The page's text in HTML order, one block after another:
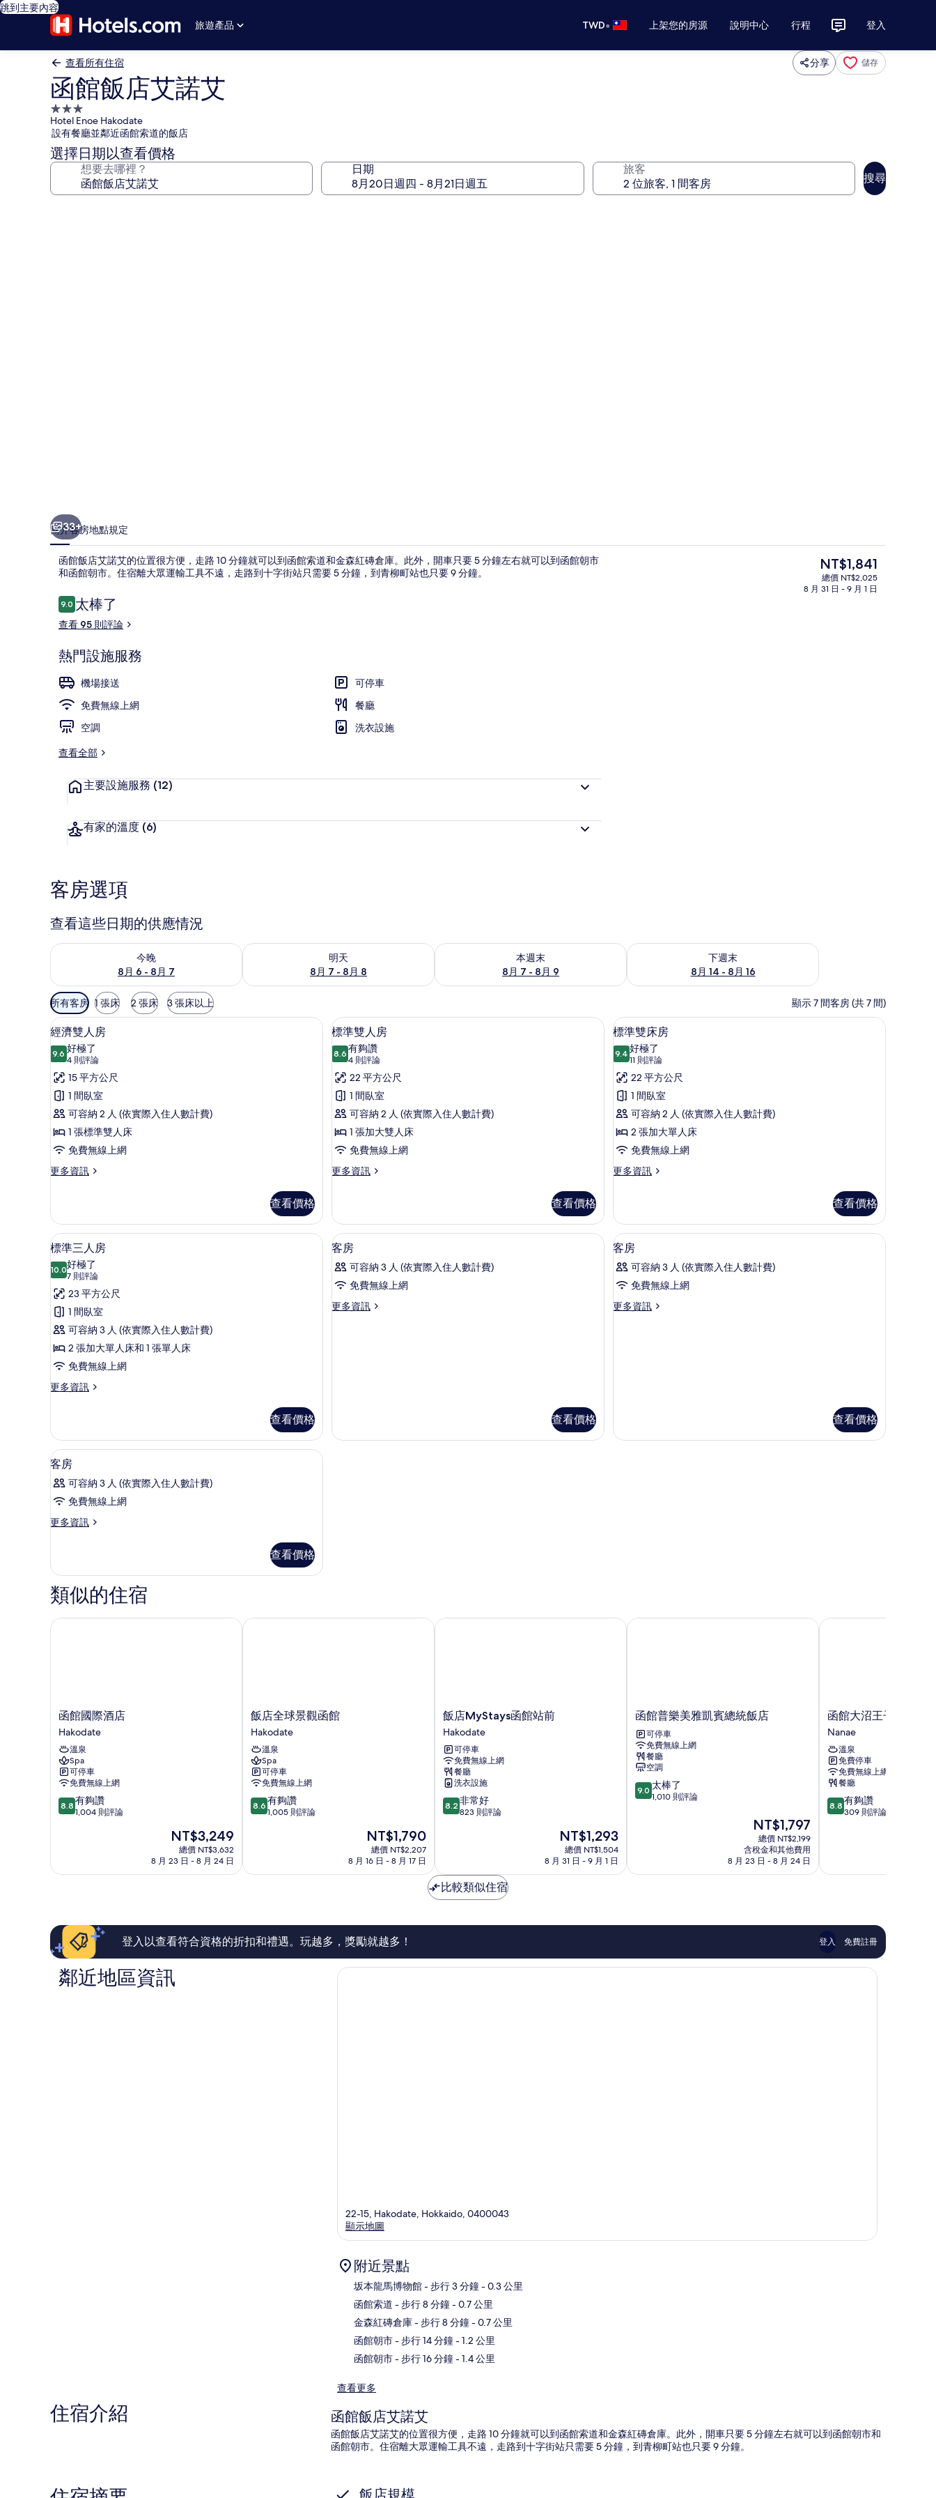
跳到主要內容
旅遊產品
TWD• 上架您的房源 說明中心 行程 登入
查看所有住宿 分享 儲存
函館飯店艾諾艾
3.0
星
級
住
宿
Hotel Enoe Hakodate
設有餐廳並鄰近函館索道的飯店
選擇日期以查看價格
想要去哪裡？ 日期 旅客
搜尋
標準雙床房 | 羽絨被、書桌、隔音、
33+
簡介客房地點規定
函館飯店艾諾艾的位置很方便，走路 10 分鐘就可以到函館索道和金森紅磚倉庫。此外，開車只要 5 分鐘左右就可以到函館朝市
和函館朝市。住宿離大眾運輸工具不遠，走路到十字街站只需要 5 分鐘，到青柳町站也只要 9 分鐘。
評
論
9.09.0 分，滿分 10 分，
太棒了
查看 95 則評論
熱門設施服務
機場接送
可停車
免費無線上網
餐廳
空調
洗衣設施
查看全部
主要設施服務 (12)
有家的溫度 (6)
目
前
的
NT$1,841
總價 NT$2,025
8 月 31 日 - 9 月 1 日
客房選項
查看這些日期的供應情況
今晚
8月 6 - 8月 7
查看今晚 (8月 6 - 8月 7) 的供應情況
明天
8月 7 - 8月 8
查看明天 (8月 7 - 8月 8) 的供應情況
本週末
8月 7 - 8月 9
查看本週末 (8月 7 - 8月 9) 的供應情況
下週末
8月 14 - 8月 16
查看下週末 (8月 14 - 8月 16) 的供應情況
可
用
的
客
房
篩
選
條
件
所有客房 1 張床 2 張床 3 張床以上 顯示 7 間客房 (共 7 間)
顯
示
經
濟
雙
人
房
的
所
片
經濟雙人房 | 羽絨被、書桌、隔音、免費無線上網
4
經濟雙人房
9.69.6 分，滿分 10 分
好極了
4 則評論
(4
則
評
論)
15 平方公尺
1 間臥室
可容納 2 人 (依實際入住人數計費)
1 張標準雙人床
免費無線上網
更多資訊
更
雙
人
房
詳
查看價格
顯
示
標
準
雙
人
房
的
所
片
標準雙人房 | 羽絨被、書桌、隔音、免費無線上網
4
標準雙人房
8.68.6 分，滿分 10 分
有夠讚
4 則評論
(4
則
評
論)
22 平方公尺
1 間臥室
可容納 2 人 (依實際入住人數計費)
1 張加大雙人床
免費無線上網
更多資訊
更
雙
人
房
詳
情
查看價格
顯
示
標
準
雙
床
房
的
所
片
標準雙床房 | 羽絨被、書桌、隔音、免費無線
4
標準雙床房
9.49.4 分，滿分 10 分
好極了
11 則評論
(11
則
評
論)
22 平方公尺
1 間臥室
可容納 2 人 (依實際入住人數計費)
2 張加大單人床
免費無線上網
更多資訊
更
雙
床
房
詳
情
查看價格
顯
示
標
準
三
人
房
的
所
片
標準三人房 | 羽絨被、書桌、隔音、免費無線上網
4
標準三人房
10.010.0 分，滿分 10 分
好極了
7 則評論
(7
則
評
論)
23 平方公尺
1 間臥室
可容納 3 人 (依實際入住人數計費)
2 張加大單人床和 1 張單人床
免費無線上網
更多資訊
更
三
人
房
詳
情
查看價格
顯
示
客
的
羽絨被、書桌、隔音、免費無線上網
3
客房
可容納 3 人 (依實際入住人數計費)
免費無線上網
更多資訊
更
查看價格
顯
示
客
的
羽絨被、書桌、隔音、免費無線上網
4
客房
可容納 3 人 (依實際入住人數計費)
免費無線上網
更多資訊
更
查看價格
顯
示
客
的
有
相
片
羽絨被、書桌、隔音、免費無線上網
4
客房
可容納 3 人 (依實際入住人數計費)
免費無線上網
更多資訊
更
的
詳
情
查看價格
類似的住宿
函
館
國
際
酒
店
Hakodate
函館國際酒店
Hakodate
溫泉
Spa
可停車
免費無線上網
8.8
分，
有
則
論
8.8 有夠讚
1,004 則評論
現
在
價
NT$3,249
總價 NT$3,632
8 月 23 日 - 8 月 24 日
函館國際酒店
飯
店
全
球
景
觀
函
館
Hakodate
飯店全球景觀函館
Hakodate
溫泉
Spa
可停車
免費無線上網
8.6
分，
有
則
評
論
8.6 有夠讚
1,005 則評論
現
在
價
NT$1,790
總價 NT$2,207
8 月 16 日 - 8 月 17 日
飯店全球景觀函館
飯
店
MyStays
函
館
站
前
Hakodate
飯店MyStays函館站前
Hakodate
可停車
免費無線上網
餐廳
洗衣設施
8.2
分，
非
常
好，
則
8.2 非常好
823 則評論
現
在
價
NT$1,293
總價 NT$1,504
8 月 31 日 - 9 月 1 日
飯店MyStays函館站前
函
普
樂
美
凱
賓
函館普樂美雅凱賓總統飯店
可停車
免費無線上網
餐廳
空調
9.0
分，
棒
評
9.0 太棒了
1,010 則評論
現
在
價
格
為
NT$1,797
總價 NT$2,199
含稅金和其他費用
8 月 23 日 - 8 月 24 日
函館普樂美雅凱賓總統飯店
函
館
大
沼
王
子
大
飯
店
函館大沼王子大飯店
Nanae
溫泉
免費停車
免費無線上網
餐廳
8.8
分，
有
則
評
論
8.8 有夠讚
309 則評論
函館大沼王子大飯店
比較類似住宿
登入以查看符合資格的折扣和禮遇。玩越多，獎勵就越多！ 登入 免費註冊
鄰近地區資訊
22-15, Hakodate, Hokkaido, 0400043
顯示地圖
附近景點
坂本龍馬博物館- 步行 3 分鐘- 0.3 公里
函館索道 - 步行 8 分鐘- 0.7 公里
金森紅磚倉庫- 步行 8 分鐘- 0.7 公里
函館朝市- 步行 14 分鐘- 1.2 公里
函館朝市- 步行 16 分鐘- 1.4 公里
查看更多
住宿介紹 函館飯店艾諾艾
函館飯店艾諾艾的位置很方便，走路 10 分鐘就可以到函館索道和金森紅磚倉庫。此外，開車只要 5 分鐘左右就可以到函館朝市和
函館朝市。住宿離大眾運輸工具不遠，走路到十字街站只需要 5 分鐘，到青柳町站也只要 9 分鐘。
飯店規模